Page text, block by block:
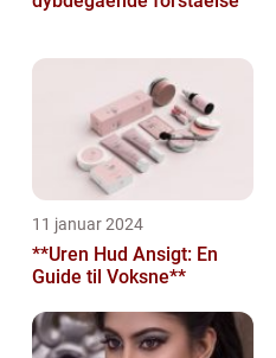
11 januar 2024
**Uren Hud Ansigt: En
Guide til Voksne**